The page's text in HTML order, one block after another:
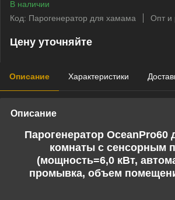
В наличии
Код: Парогенератор для хамама
Опт и
Цену уточняйте
Описание Характеристики
Описание
Парогенератор OceanPro60
комнаты с сенсорным
(мощность=6,0 кВт,
промывка, объем